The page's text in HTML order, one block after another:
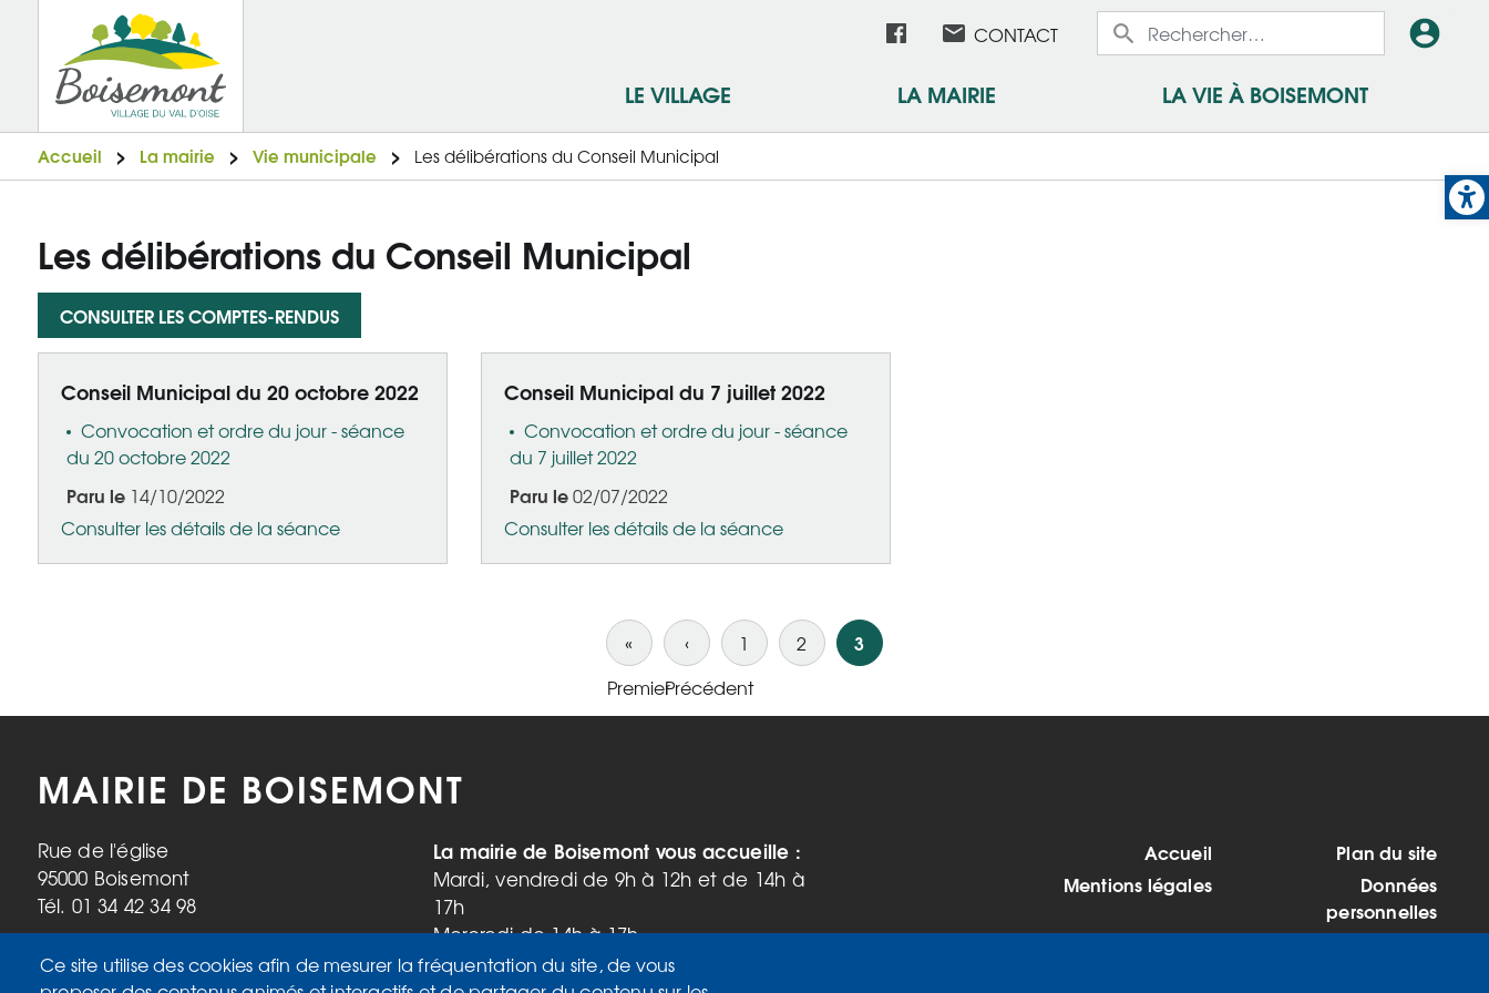
En-
-
Réseaux
sociaux
CONTACT
LE VILLAGE LA MAIRIE LA VIE À BOISEMONT
Accueil La mairie Vie municipale Les délibérations du Conseil Municipal
Les délibérations du Conseil Municipal
CONSULTER LES COMPTES-RENDUS
Conseil Municipal du 20 octobre 2022
Convocation et ordre du jour - séance
du 20 octobre 2022
Paru le 14/10/2022
Consulter les détails de la séance
Conseil Municipal du 7 juillet 2022
Convocation et ordre du jour - séance
du 7 juillet 2022
Paru le02/07/2022
Consulter les détails de la séance
«
Premier
‹
Précédent
1 2 3
MAIRIE DE BOISEMONT
Rue de l'église
95000 Boisemont
Tél. 01 34 42 34 98
La mairie de Boisemont vous accueille :
Mardi, vendredi de 9h à 12h et de 14h à
17h
Mercredi de 14h à 17h
Samedi de 9h à 12h
MENU
PIED
Accueil
Plan du site
Mentions légales
Données
personnelles
Accessibilité : Non
Cookies
Ce site utilise des cookies afin de mesurer la fréquentation du site, de vous